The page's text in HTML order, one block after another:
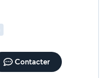
Contacter